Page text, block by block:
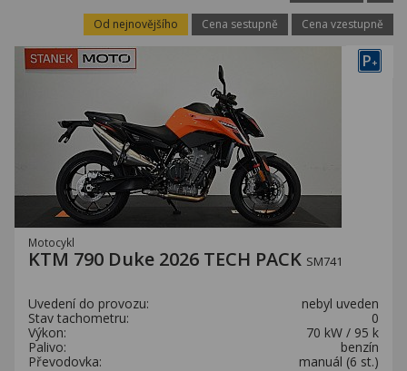
Od nejnovějšího Cena sestupně Cena vzestupně
P+
Motocykl
KTM 790 Duke 2026 TECH PACK SM741
Uvedení do provozu:
nebyl uveden
Stav tachometru:
0
Výkon:
70 kW / 95 k
Palivo:
benzín
Převodovka:
manuál (6 st.)